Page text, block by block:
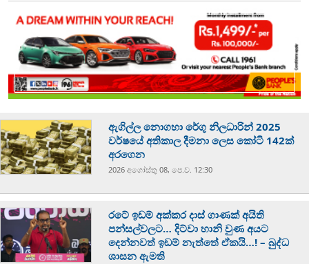
ඇගිල්ල නොගහා රේගු නිලධාරින් 2025
වර්ෂයේ අතිකාල දීමනා ලෙස කෝටි 142ක්
අරගෙන
2026 අගෝස්‍තු 08, පෙ.ව. 12:30
රටේ ඉඩම් අක්කර දාස් ගාණක් අයිති
පන්සල්වලට… දිට්වා හානි වුණ අයට
දෙන්නවත් ඉඩම් නැත්තේ ඒකයි…! – බුද්ධ
ශාසන ඇමති